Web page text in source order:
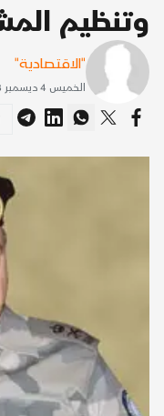
وتنظيم
"الاقتصادية"
الخميس 4 ديسمبر 2008 16:54